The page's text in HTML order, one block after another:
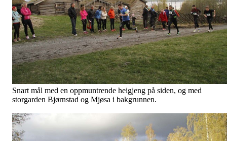
Snart mål med en oppmuntrende heigjeng på siden, og med
storgarden Bjørnstad og Mjøsa i bakgrunnen.